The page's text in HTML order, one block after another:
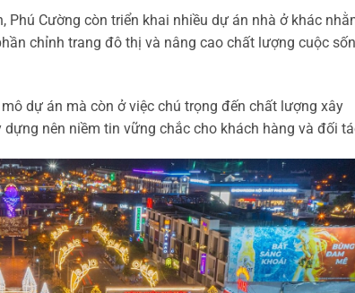
Phú Cường còn triển khai nhiều dự án nhà ở khác
chỉnh trang đô thị và nâng cao chất lượng cuộc
dự án mà còn ở việc chú trọng đến chất lượng xây
nên niềm tin vững chắc cho khách hàng và đối